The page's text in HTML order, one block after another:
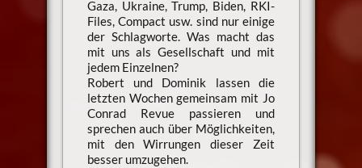
Gaza, Ukraine, Trump, Biden, RKI-
Files, Compact usw. sind nur einige
der Schlagworte. Was macht das
mit uns als Gesellschaft und mit
jedem Einzelnen?
Robert und Dominik lassen die
letzten Wochen gemeinsam mit Jo
Conrad Revue passieren und
sprechen auch über Möglichkeiten,
mit den Wirrungen dieser Zeit
besser umzugehen.